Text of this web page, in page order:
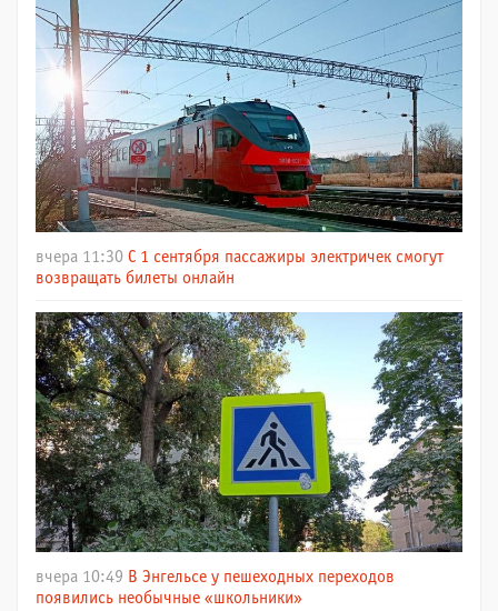
вчера 11:30 С 1 сентября пассажиры электричек смогут
возвращать билеты онлайн
вчера 10:49 В Энгельсе у пешеходных переходов
появились необычные «школьники»